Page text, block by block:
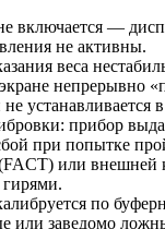
включается —
не активны.
веса
непрерывно
не устанавливается
прибор
при попытке
или внешней
по
или заведомо